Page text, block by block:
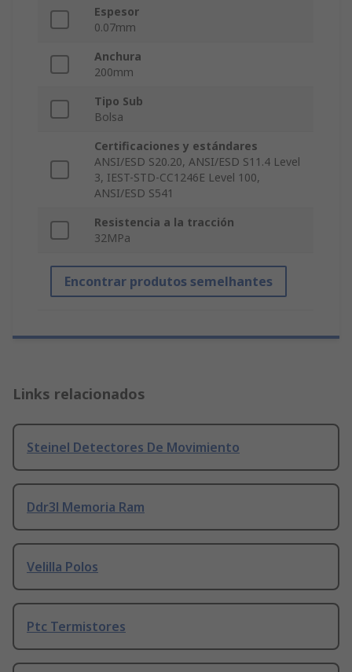
Espesor
0.07mm
Anchura
200mm
Tipo Sub
Bolsa
Certificaciones y estándares
ANSI/ESD S20.20, ANSI/ESD S11.4 Level
3, IEST-STD-CC1246E Level 100,
ANSI/ESD S541
Resistencia a la tracción
32MPa
Encontrar produtos semelhantes
Links relacionados
Steinel Detectores De Movimiento
Ddr3l Memoria Ram
Velilla Polos
Ptc Termistores